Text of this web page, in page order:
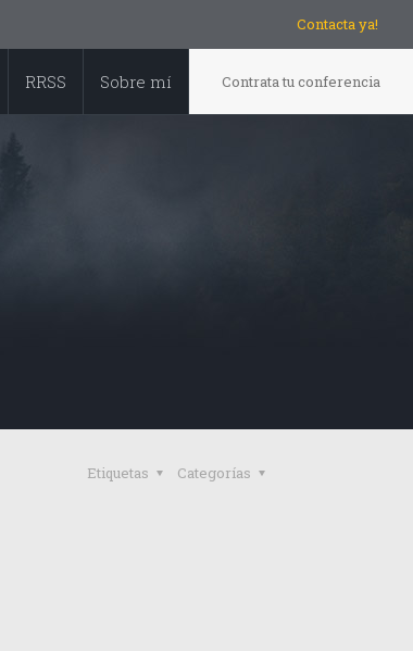
Contacta ya!
RRSS Sobre mí Contrata tu conferencia
Categorías
Etiquetas